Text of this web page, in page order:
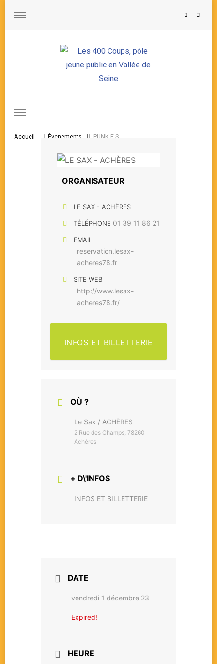
Accueil Évenements PUNK.E.S
ORGANISATEUR
LE SAX - ACHÈRES
TÉLÉPHONE 01 39 11 86 21
EMAIL
reservation.lesax-
acheres78.fr
SITE WEB
http://www.lesax-
acheres78.fr/
INFOS ET BILLETTERIE
OÙ ?
Le Sax / ACHÈRES
2 Rue des Champs, 78260
Achères
+ D\'INFOS
INFOS ET BILLETTERIE
DATE
vendredi 1 décembre 23
Expired!
HEURE